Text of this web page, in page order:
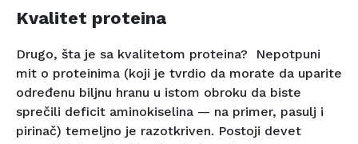
Kvalitet proteina
Drugo, šta je sa kvalitetom proteina? Nepotpuni
mit o proteinima (koji je tvrdio da morate da uparite
određenu biljnu hranu u istom obroku da biste
sprečili deficit aminokiselina — na primer, pasulj i
pirinač) temeljno je razotkriven. Postoji devet